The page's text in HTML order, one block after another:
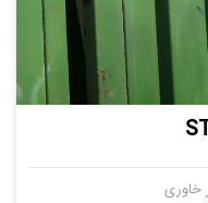
خاوری